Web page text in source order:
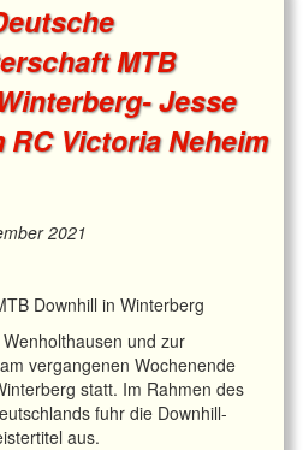
MTB
Jesse
RC Victoria Neheim
2021
Downhill in Winterberg
und zur
vergangenen Wochenende
statt. Im Rahmen des
fuhr die Downhill-
aus.